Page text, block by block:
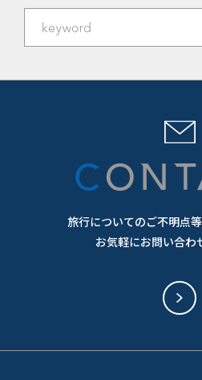
旅行についてのご不明点
お気軽にお問い合わ